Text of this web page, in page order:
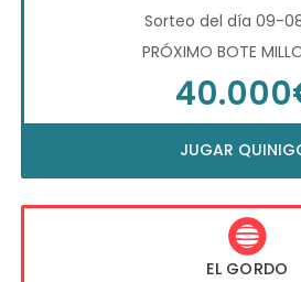
Sorteo del día 09-
PRÓXIMO BOTE
JUGAR
EL GORDO